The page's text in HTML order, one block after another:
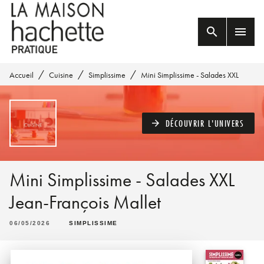
MENU RECHERCHE
PIED DE PAGE
search menu
Accueil / Cuisine / Simplissime / Mini Simplissime - Salades XXL
arrow_forward DÉCOUVRIR L'UNIVERS
Mini Simplissime - Salades XXL
Jean-François Mallet
06/05/2026 SIMPLISSIME